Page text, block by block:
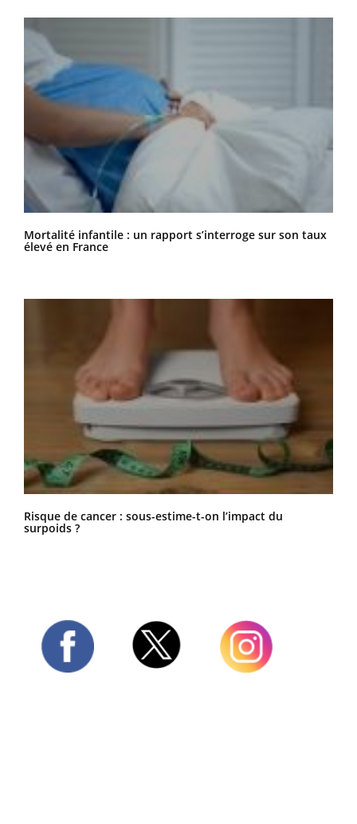
Mortalité infantile : un rapport s’interroge sur son taux
élevé en France
Risque de cancer : sous-estime-t-on l’impact du
surpoids ?